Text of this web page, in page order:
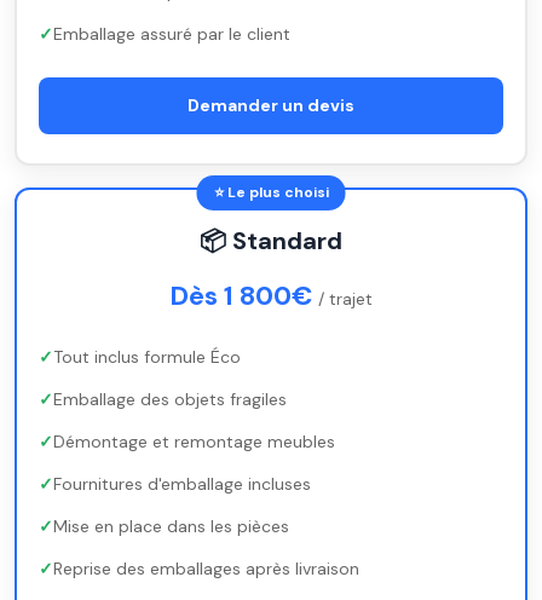
Emballage assuré par le client
Demander un devis
⭐ Le plus choisi
📦 Standard
Dès 1 800€ / trajet
Tout inclus formule Éco
Emballage des objets fragiles
Démontage et remontage meubles
Fournitures d'emballage incluses
Mise en place dans les pièces
Reprise des emballages après livraison